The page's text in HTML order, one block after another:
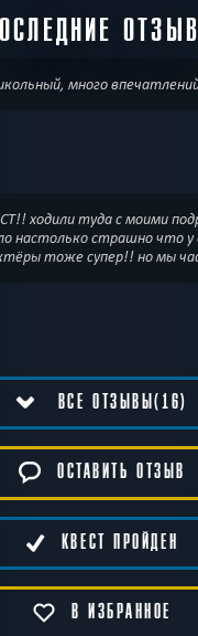
много
ходили туда с моими
настолько страшно что у
тоже супер!! но мы
ВСЕ ОТЗЫВЫ(16)
ОСТАВИТЬ ОТЗЫВ
КВЕСТ ПРОЙДЕН
В ИЗБРАННОЕ